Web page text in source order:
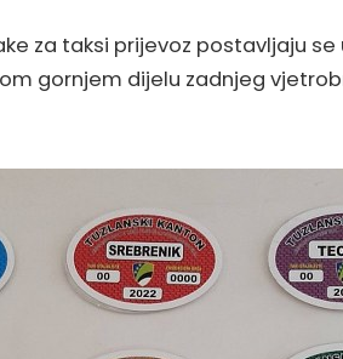
za taksi prijevoz postavljaju
gornjem dijelu zadnjeg